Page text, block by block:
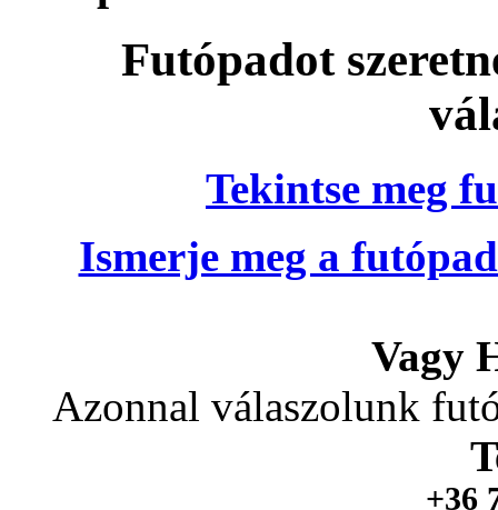
Futópadot
Tekintse meg
Ismerje meg a
Vagy
Azonnal válaszolunk
+36